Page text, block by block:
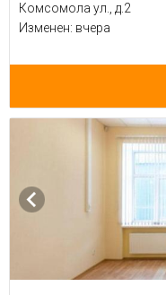
Комсомола ул., д.2
Изменен: вчера